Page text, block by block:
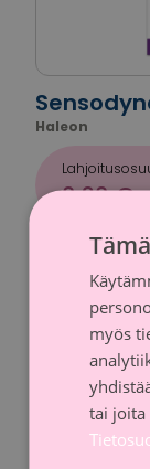
Haleon
0,20 €
myös
tai joita